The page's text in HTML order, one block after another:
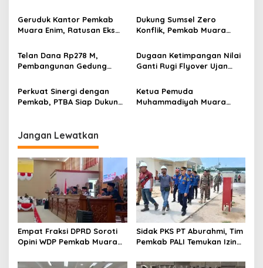
p
o
s
Pendampingan Hukum
LAPOR dan PPID
Geruduk Kantor Pemkab
Muara Enim, Ratusan Eks
Perusahaan Lunasi Hak
Pekerja
Dukung Sumsel Zero
Konflik, Pemkab Muara
Cegah Intoleransi dan
Radikalisme
Telan Dana Rp278 M,
Pembangunan Gedung
Rabain Muara Enim Ditunda
Dugaan Ketimpangan Nilai
Ganti Rugi Flyover Ujan
Muara Enim Turun Verifikasi
Perkuat Sinergi dengan
Pemkab, PTBA Siap Dukung
Ketua Pemuda
Muhammadiyah Muara
Jangan Lewatkan
Empat Fraksi DPRD Soroti
Opini WDP Pemkab Muara
Kelola Keuangan
Sidak PKS PT Aburahmi, Tim
Pemkab PALI Temukan Izin